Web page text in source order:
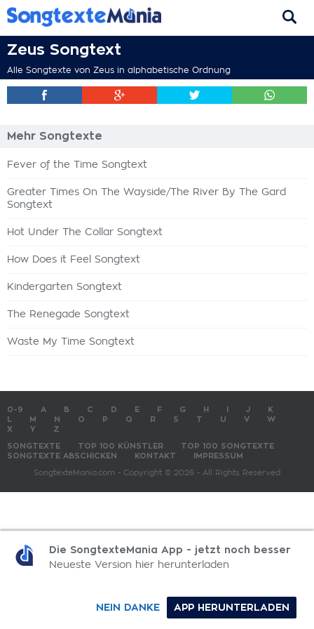
Zeus Songtext
Alle Songtexte von Zeus in alphabetische Ordnung
Mehr Songtexte
Fever of the Time Songtext
Greater Times On The Wayside/The River By The Gard
Songtext
Hot Under The Collar Songtext
How Does it Feel Songtext
Kindergarten Songtext
The Renegade Songtext
Waste My Time Songtext
0-9 A B C D E F G H J
K
M N O P Q R S T U V
W
X
Y Z
SONGTEXTE TOP 100 KÜNSTLER
TOP 100 SONGTEXTE
SONGTEXTE ABSCHICKEN
KONTAKT IMPRESSUM
SongtexteMania.com - Copyright © 2026 - All Rights Reserved
Die SongtexteMania App - jetzt noch besser
Neueste Version hier herunterladen
APP HERUNTERLADEN
NEIN DANKE